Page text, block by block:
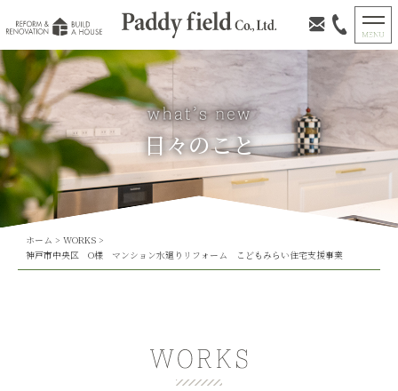
日々のこと
ホーム > WORKS>
神戸市中央区 O様 マンション水廻りリフォーム こどもみらい住宅支援事業